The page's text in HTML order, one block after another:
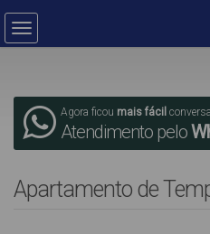
Agora ficou mais fácil
Atendimento pelo
Apartamento de